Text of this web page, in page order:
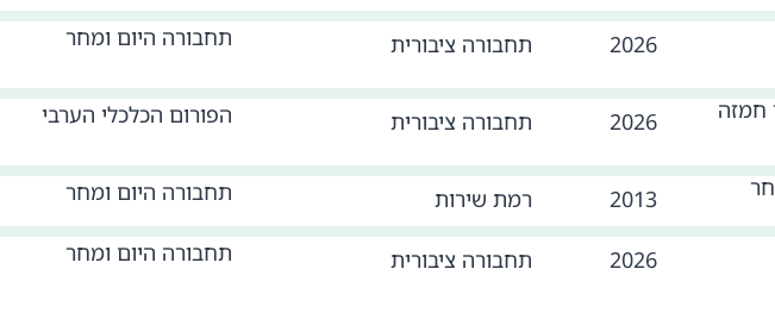
2026 תחבורה ציבורית תחבורה היום ומחר
חמזה 2026 תחבורה ציבורית הפורום הכלכלי הערבי
2013 רמת שירות תחבורה היום ומחר
2026 תחבורה ציבורית תחבורה היום ומחר